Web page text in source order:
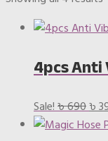
4pcs
Sale!৳690৳